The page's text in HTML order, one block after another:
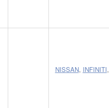
NISSAN, INFINITI,